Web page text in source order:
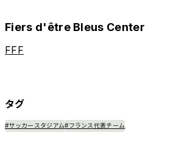
Fiers d'être Bleus Center
FFF
タグ
#サッカースタジアム#フランス代表チーム